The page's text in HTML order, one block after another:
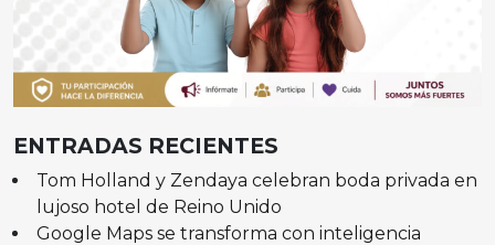
ENTRADAS RECIENTES
Tom Holland y Zendaya celebran boda privada en
lujoso hotel de Reino Unido
Google Maps se transforma con inteligencia